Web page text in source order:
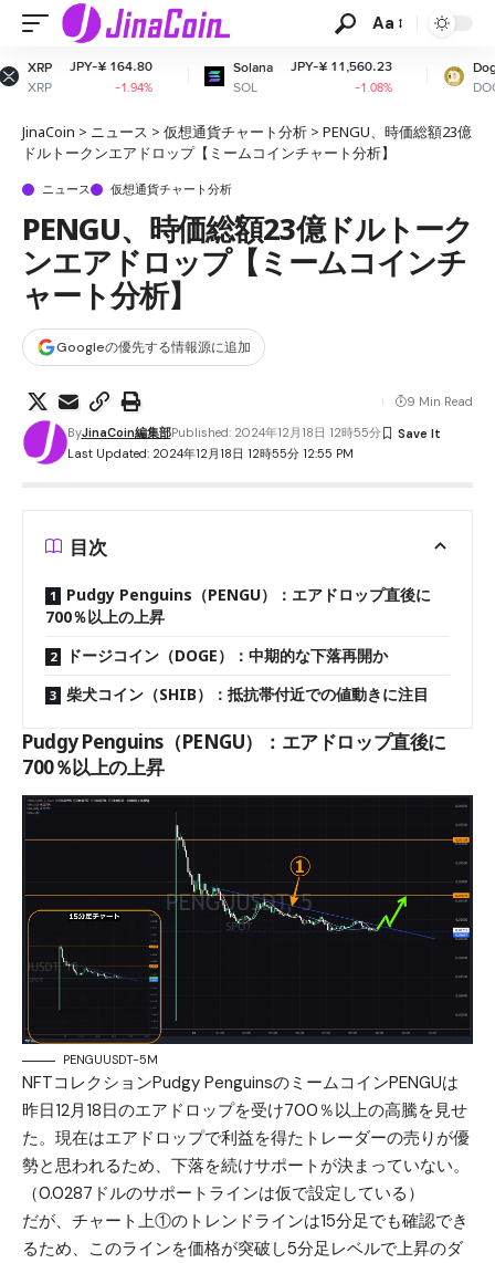
Aa
Solana
SOL
JPY-¥ 11,560.23
-1.08%
Dogecoin
DOGE
JPY-¥
-
JinaCoin > ニュース > 仮想通貨チャート分析 > PENGU、時価総額23億
ドルトークンエアドロップ【ミームコインチャート分析】
ニュース 仮想通貨チャート分析
PENGU、時価総額23億ドルトーク
ンエアドロップ【ミームコインチ
ャート分析】
Googleの優先する情報源に追加
Last Updated: 2024年12月18日 12時55分 12:55 PM
ByJinaCoin編集部Published: 2024年12月18日 12時55分
9 Min Read
目次
Pudgy Penguins（PENGU）：エアドロップ直後に
700％以上の上昇
ドージコイン（DOGE）：中期的な下落再開か
柴犬コイン（SHIB）：抵抗帯付近での値動きに注目
Pudgy Penguins（PENGU）：エアドロップ直後に
700％以上の上昇
PENGUUSDT-5M
NFTコレクションPudgy PenguinsのミームコインPENGUは
昨日12月18日のエアドロップを受け700％以上の高騰を見せ
た。現在はエアドロップで利益を得たトレーダーの売りが優
勢と思われるため、下落を続けサポートが決まっていない。
（0.0287ドルのサポートラインは仮で設定している）
だが、チャート上①のトレンドラインは15分足でも確認でき
るため、このラインを価格が突破し5分足レベルで上昇のダ